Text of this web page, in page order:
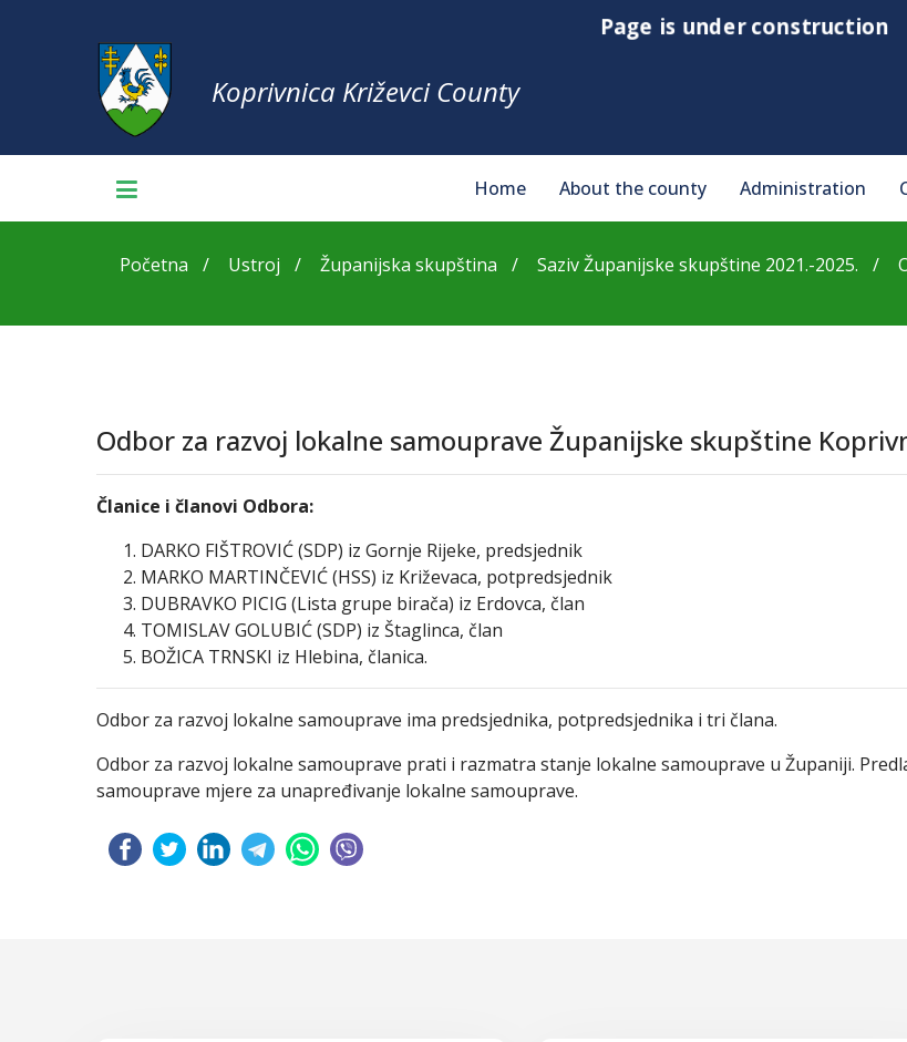
Page is under construction
Koprivnica Križevci County
Home About the county Administration
Početna Ustroj Županijska skupština Saziv Županijske skupštine 2021.-2025.
Odbor za razvoj lokalne samouprave Županijske skupštine
Članice i članovi Odbora:
DARKO FIŠTROVIĆ (SDP) iz Gornje Rijeke, predsjednik
MARKO MARTINČEVIĆ (HSS) iz Križevaca, potpredsjednik
DUBRAVKO PICIG (Lista grupe birača) iz Erdovca, član
TOMISLAV GOLUBIĆ (SDP) iz Štaglinca, član
BOŽICA TRNSKI iz Hlebina, članica.
Odbor za razvoj lokalne samouprave ima predsjednika, potpredsjednika i tri člana.
Odbor za razvoj lokalne samouprave prati i razmatra stanje lokalne samouprave u Županiji.
samouprave mjere za unapređivanje lokalne samouprave.